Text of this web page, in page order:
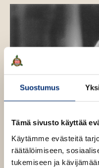
Suostumus
Tämä sivusto käyttää
Käytämme evästeitä
räätälöimiseen,
tukemiseen ja
l
i
e
e
n
s